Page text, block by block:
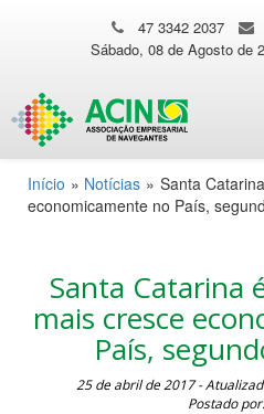
47 3342 2037
Sábado, 08 de Agosto de
Início » Notícias » Santa
economicamente no País,
Santa Catarina
mais cresce
País,
25 de abril de 2017 -
Postado